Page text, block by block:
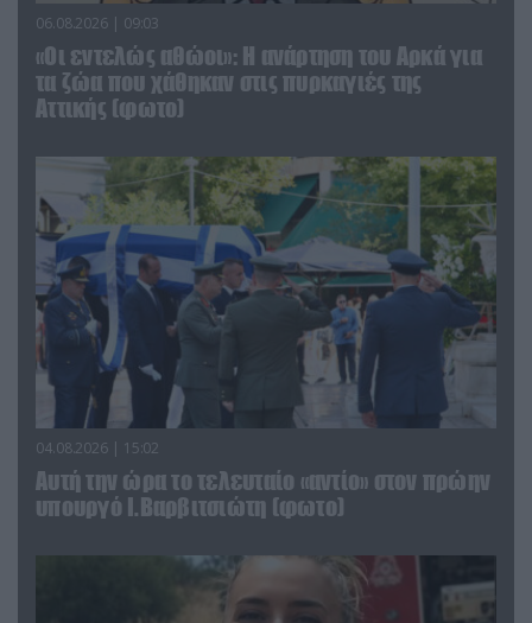
06.08.2026 | 09:03
«Οι εντελώς αθώοι»: Η ανάρτηση του Αρκά για
τα ζώα που χάθηκαν στις πυρκαγιές της
Αττικής (φωτο)
04.08.2026 | 15:02
Αυτή την ώρα το τελευταίο «αντίο» στον πρώην
υπουργό Ι.Βαρβιτσιώτη (φωτο)